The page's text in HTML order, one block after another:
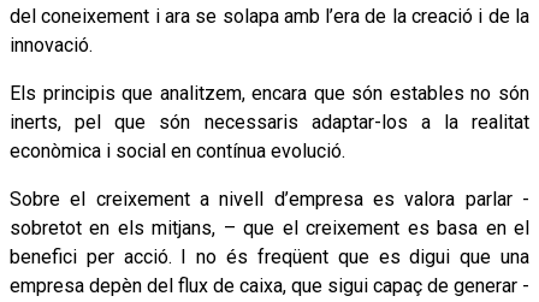
del coneixement i ara se solapa amb l’era de la creació i de la
innovació.
Els principis que analitzem, encara que són estables no són
inerts, pel que són necessaris adaptar-los a la realitat
econòmica i social en contínua evolució.
Sobre el creixement a nivell d’empresa es valora parlar -
sobretot en els mitjans, – que el creixement es basa en el
benefici per acció. I no és freqüent que es digui que una
empresa depèn del flux de caixa, que sigui capaç de generar -